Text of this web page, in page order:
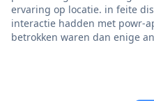
ervaring op locatie. in feite
interactie hadden met powr-
betrokken waren dan enige